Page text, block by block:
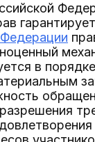
в